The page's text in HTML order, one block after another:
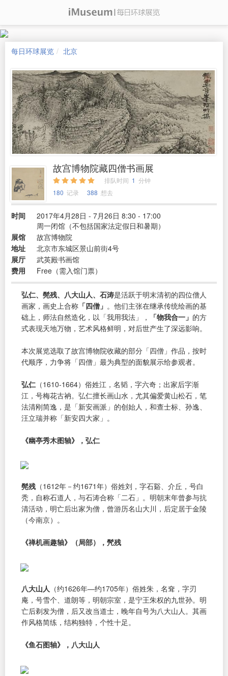
每日环球展览 北京
故宫博物院藏四僧书画展
排队时间 1 分钟
180 记录 388 想去
时间
2017年4月28日 - 7月26日 8:30 - 17:00
周一闭馆（不包括国家法定假日和暑期）
展馆
故宫博物院
地址
北京市东城区景山前街4号
展厅
武英殿书画馆
费用
Free（需入馆门票）
弘仁、髡残、八大山人、石涛是活跃于明末清初的四位僧人
画家，画史上合称 「四僧」 。他们主张在继承传统绘画的基
础上，师法自然造化，以「我用我法」，
「物我合一」 的方
式表现天地万物，艺术风格鲜明，对后世产生了深远影响。
本次展览选取了故宫博物院收藏的部分「四僧」作品，按时
代顺序，力争将「四僧」最为典型的面貌展示给参观者。
弘仁 （1610-1664）俗姓江，名韬，字六奇；出家后字渐
江，号梅花古衲。弘仁擅长画山水，尤其偏爱黄山松石，笔
法清刚简逸，是「新安画派」的创始人，和查士标、孙逸、
汪立瑞并称「新安四大家」。
《幽亭秀木图轴》，弘仁
髡残 （1612年－约1671年）俗姓刘，字石谿、介丘，号白
秃，自称石道人，与石涛合称「二石」。明朝末年曾参与抗
清活动，明亡后出家为僧，曾游历名山大川，后定居于金陵
（今南京）。
《禅机画趣轴》（局部），髠残
八大山人 （约1626年—约1705年）俗姓朱，名耷，字刃
庵，号雪个、道朗等，明朝宗室，是宁王朱权的九世孙。明
亡后剃发为僧，后又改当道士，晚年自号为八大山人。其画
作风格简练，结构独特，个性十足。
《鱼石图轴》，八大山人